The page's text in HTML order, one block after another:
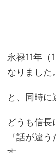
永禄11年（
なりました。
と、同時に
どうも信長
『話が違